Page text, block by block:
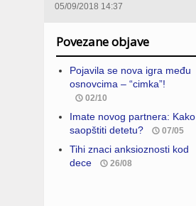
05/09/2018 14:37
Povezane objave
Pojavila se nova igra među
osnovcima – “cimka”!
02/10
Imate novog partnera: Kako
saopštiti detetu?
07/05
Tihi znaci anksioznosti kod
dece
26/08